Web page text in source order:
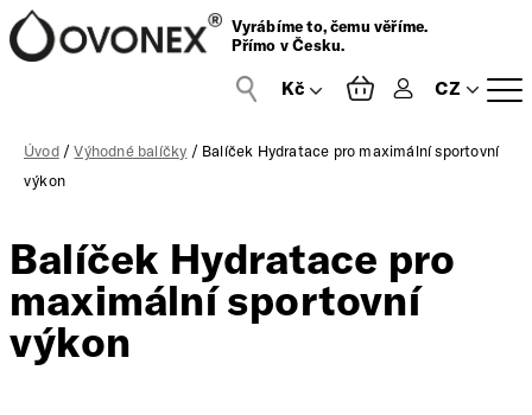
Vyrábíme to, čemu věříme.
Přímo v Česku.
CZ
Úvod/Výhodné balíčky / Balíček Hydratace pro maximální sportovní
výkon
Balíček Hydratace pro
maximální sportovní
výkon